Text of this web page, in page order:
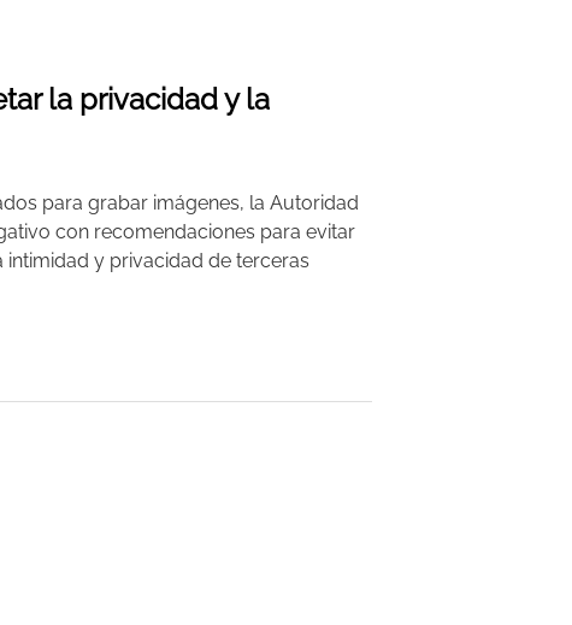
la privacidad y la
para grabar imágenes, la Autoridad
con recomendaciones para evitar
y privacidad de terceras